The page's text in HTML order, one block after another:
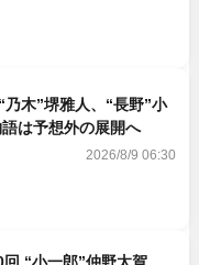
乃木”堺雅人、“長野”小
は予想外の展開へ
2026/8/9 06:30